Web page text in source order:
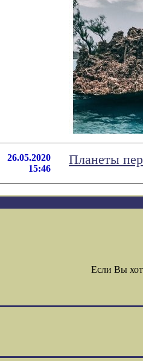
26.05.2020
15:46
Планеты
Если Вы